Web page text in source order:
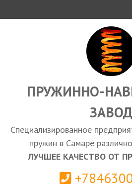
ЭКСПОРТ
ЗАКУПКИ
КАЛЬКУЛЯТОР
Самара
ПРУЖИННО-
ЗАВОД
Специализированное
пружин в Самаре
ЛУЧШЕЕ КАЧЕСТВО ОТ